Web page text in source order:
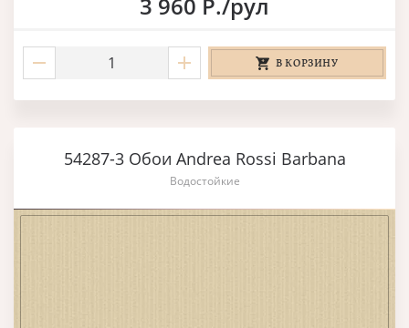
В КОРЗИНУ
54287-3 Обои Andrea Rossi Barbana
Водостойкие